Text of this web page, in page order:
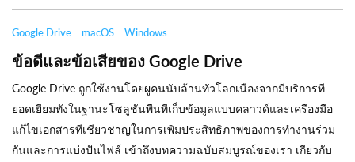
Google Drive macOS Windows
ข้อดีและข้อเสียของ Google Drive
Google Drive ถูกใช้งานโดยผูคนนับล้านทัวโลกเนืองจากมีบริการที
ยอดเยียมทังในฐานะโซลูชันพืนทีเก็บข้อมูลแบบคลาวด์และเครืองมือ
แก้ไขเอกสารทีเชียวชาญในการเพิมประสิทธิภาพของการทำงานร่วม
กันและการแบ่งปันไฟล์ เข้าถึงบทความฉบับสมบูรณ์ของเรา เกียวกับ